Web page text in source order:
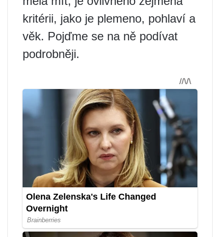
kritérii, jako je plemeno, pohlaví a
věk. Pojďme se na ně podívat
podrobněji.